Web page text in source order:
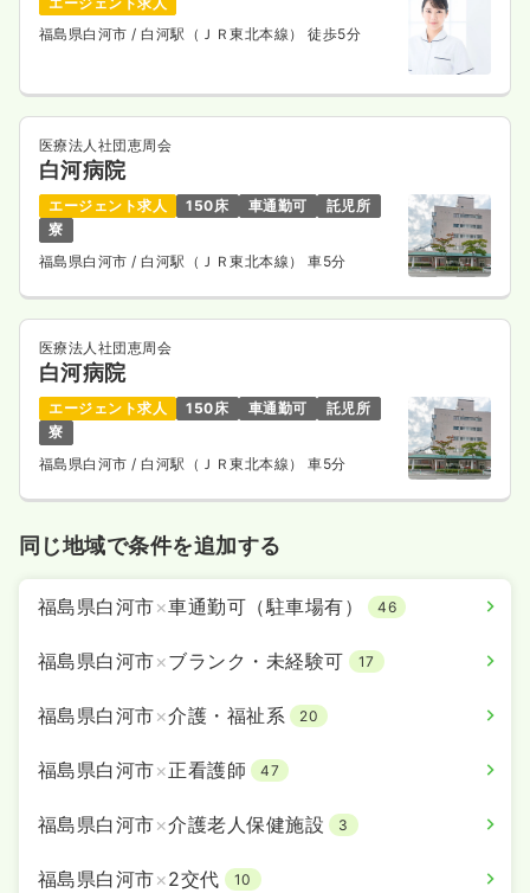
福島県白河市/ 白河駅（ＪＲ東北本線） 徒歩5分
医療法人社団恵周会
白河病院
エージェント求人 150床 車通勤可
託児所
寮
福島県白河市 / 白河駅（ＪＲ東北本線） 車5分
医療法人社団恵周会
白河病院
エージェント求人 150床 車通勤可
託児所
寮
福島県白河市 / 白河駅（ＪＲ東北本線） 車5分
同じ地域で条件を追加する
福島県白河市×車通勤可（駐車場有） 46
福島県白河市×ブランク・未経験可 17
福島県白河市×介護・福祉系 20
福島県白河市×正看護師 47
福島県白河市×介護老人保健施設 3
福島県白河市×2交代 10